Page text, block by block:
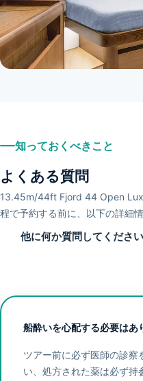
知っておくべきこと
よくある質問
13.45m/44ft Fjord 44 Open
程で予約する前に、以下の詳細
他に何か質問してください
船酔いを心配する必要はあ
ツアー前に必ず医師の診察
い、処方された薬は必ず持